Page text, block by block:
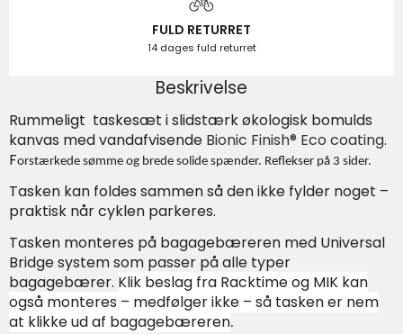
FULD RETURRET
14 dages fuld returret
Beskrivelse
Rummeligt taskesæt i slidstærk økologisk bomulds
kanvas med vandafvisende Bionic Finish® Eco coating.
Forstærkede sømme og brede solide spænder. Reflekser på 3 sider.
Tasken kan foldes sammen så den ikke fylder noget –
praktisk når cyklen parkeres.
Tasken monteres på bagagebæreren med Universal
Bridge system som passer på alle typer
bagagebærer. Klik beslag fra Racktime og MIK kan
også monteres – medfølger ikke – så tasken er nem
at klikke ud af bagagebæreren.